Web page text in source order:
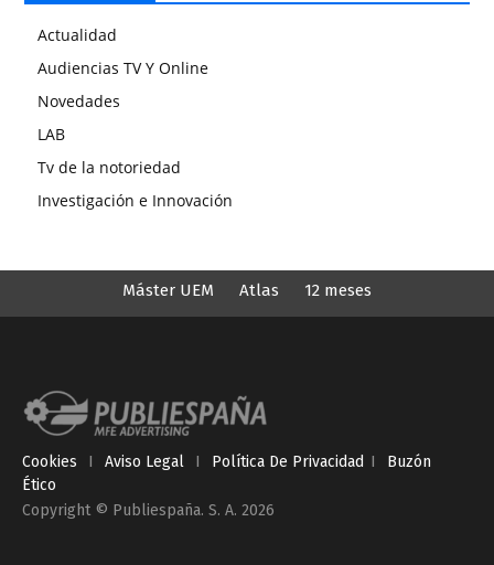
Actualidad
Audiencias TV Y Online
Novedades
LAB
Tv de la notoriedad
Investigación e Innovación
Máster UEM Atlas 12 meses
Cookies I Aviso Legal I Política De Privacidad I
Buzón
Ético
Copyright © Publiespaña. S. A. 2026